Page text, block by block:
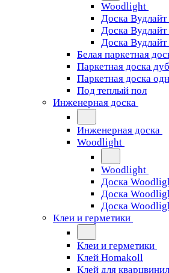
Woodlight
Доска
Доска
Доска
Белая паркетная
Паркетная доска дуб
Паркетная доска
Под теплый пол
Инженерная доска
Инженерная доска
Woodlight
Woodlight
Доска
Доска
Доска
Клеи и герметики
Клеи и герметики
Клей Homakoll
Клей для